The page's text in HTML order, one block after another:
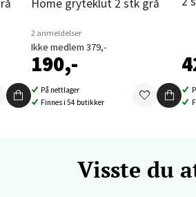
Home gryteklut 2 stk grå
2 anmeldelser
Ikke medlem 379,-
190,-
På nettlager
Finnes i 54 butikker
Visste du
Orkanger, Orkdalsveien 113, 7300
09-20
7, 1338 Sandvika